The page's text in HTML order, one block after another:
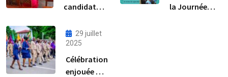
candidature
RAF
la Journée
29 juillet
2025
Célébration
enjouée de